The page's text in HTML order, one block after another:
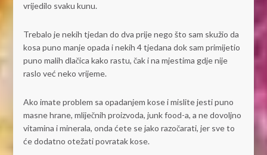
vrijedilo svaku kunu.
Trebalo je nekih tjedan do dva prije nego što sam skužio da
kosa puno manje opada i nekih 4 tjedana dok sam primijetio
puno malih dlačica kako rastu, čak i na mjestima gdje nije
raslo već neko vrijeme.
Ako imate problem sa opadanjem kose i mislite jesti puno
masne hrane, mliječnih proizvoda, junk food-a, a ne dovoljno
vitamina i minerala, onda ćete se jako razočarati, jer sve to
će dodatno otežati povratak kose.